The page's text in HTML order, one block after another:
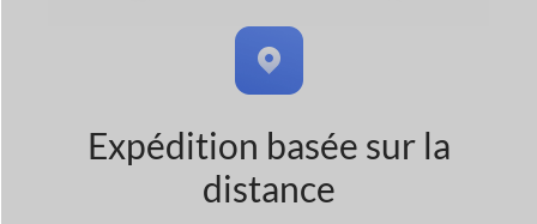
Expédition basée sur la
distance